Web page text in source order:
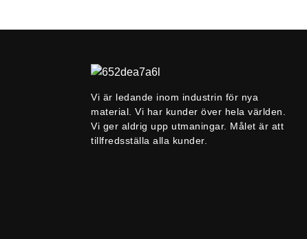
Kopparoxid Ind...
Suoyi-leverantör
P...
Vi är ledande inom industrin för nya
material. Vi har kunder över hela världen.
Vi ger aldrig upp utmaningar. Målet är att
tillfredsställa alla kunder.